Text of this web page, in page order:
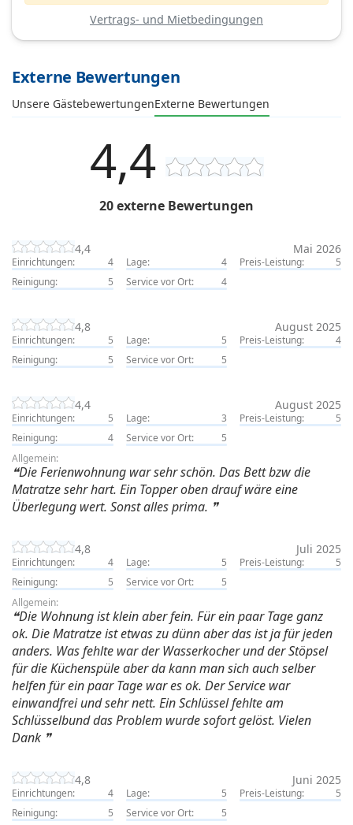
Vertrags- und Mietbedingungen
Externe Bewertungen
Unsere GästebewertungenExterne Bewertungen
4,4
20 externe Bewertungen
4,4 Mai 2026
Einrichtungen: 4 Lage: 4 Preis-Leistung:
5
Reinigung:
5 Service vor Ort: 4
4,8 August 2025
Einrichtungen: 5 Lage: 5 Preis-Leistung:
4
Reinigung:
5 Service vor Ort: 5
4,4 August 2025
Einrichtungen: 5 Lage: 3 Preis-Leistung:
5
Reinigung:
4 Service vor Ort:
5
Allgemein:
Die Ferienwohnung war sehr schön. Das Bett bzw die
Matratze sehr hart. Ein Topper oben drauf wäre eine
Überlegung wert. Sonst alles prima.
4,8 Juli 2025
Einrichtungen: 4 Lage: 5 Preis-Leistung:
5
Reinigung:
5 Service vor Ort:
5
Allgemein:
Die Wohnung ist klein aber fein. Für ein paar Tage ganz
ok. Die Matratze ist etwas zu dünn aber das ist ja für jeden
anders. Was fehlte war der Wasserkocher und der Stöpsel
für die Küchenspüle aber da kann man sich auch selber
helfen für ein paar Tage war es ok. Der Service war
einwandfrei und sehr nett. Ein Schlüssel fehlte am
Schlüsselbund das Problem wurde sofort gelöst. Vielen
Dank
4,8 Juni 2025
Einrichtungen: 4 Lage: 5 Preis-Leistung:
5
Reinigung:
5 Service vor Ort:
5